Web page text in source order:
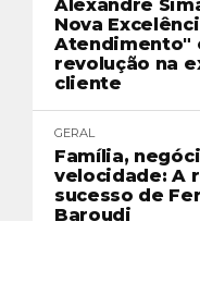
Alexandre
Nova
Atendimento"
revolução na
cliente
GERAL
Família,
velocidade: A
sucesso de
Baroudi